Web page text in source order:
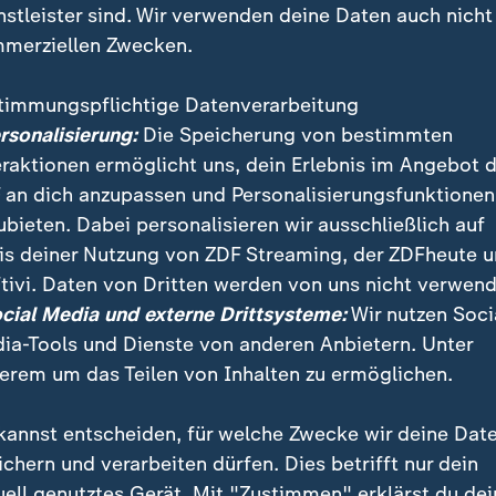
begleitet das ZDF-Mittagsmagazin eine Klasse
Bei so einem stressigen Beruf ist es
wie man nach Feierabend abschaltet.
sind. Wir verwenden deine Daten auch nicht
Zwecken.
Datenverarbeitung
Die Speicherung von bestimmten
ermöglicht uns, dein Erlebnis im Angebot
an dich anzupassen und Personalisierungsfunktionen
Dabei personalisieren wir ausschließlich auf
deiner Nutzung von ZDF Streaming, der ZDFheute
Daten von Dritten werden von uns nicht
Media und externe Drittsysteme:Wir nutzen
Tools und Dienste von anderen Anbietern. Unter
um das Teilen von Inhalten zu ermöglichen.
entscheiden, für welche Zwecke wir deine
und verarbeiten dürfen. Dies betrifft nur dein